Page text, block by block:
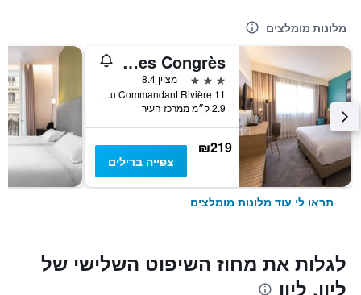
מלונות מומלצים
Hôtel des Congrès
3 כוכבים
מצוין 8.4
11 Place du Commandant Rivière, ליון, Lyon Metropolis, צרפת
2.9 ק״מ ממרכז העיר
₪219
צפייה בדילים
תראו לי עוד מלונות מומלצים
לגלות את מחוז השיפוט השלישי של
ליון, ליון